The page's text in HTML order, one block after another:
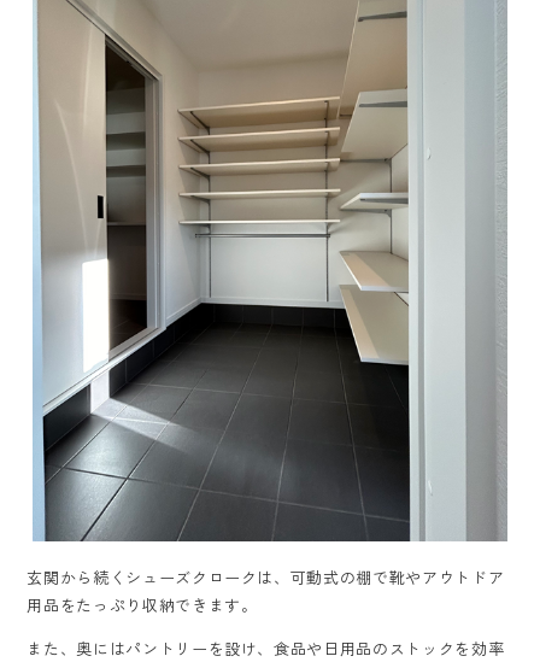
玄関から続くシューズクロークは、可動式の棚で靴やアウトドア
用品をたっぷり収納できます。
また、奥にはパントリーを設け、食品や日用品のストックを効率